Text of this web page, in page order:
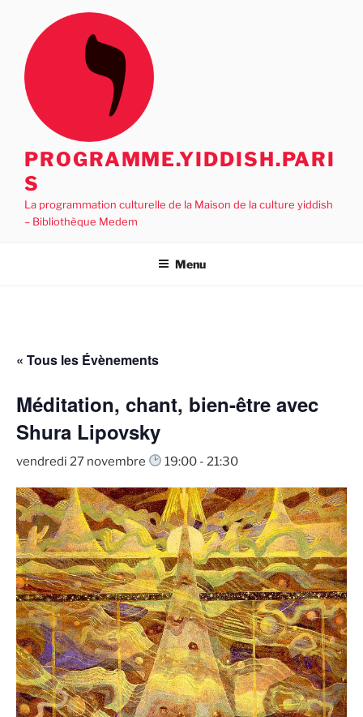
contenu
principal
PROGRAMME.YIDDISH.PARI
S
La programmation culturelle de la Maison de la culture yiddish
– Bibliothèque Medem
Menu
« Tous les Évènements
Méditation, chant, bien-être avec
Shura Lipovsky
vendredi 27 novembre 19:00 - 21:30